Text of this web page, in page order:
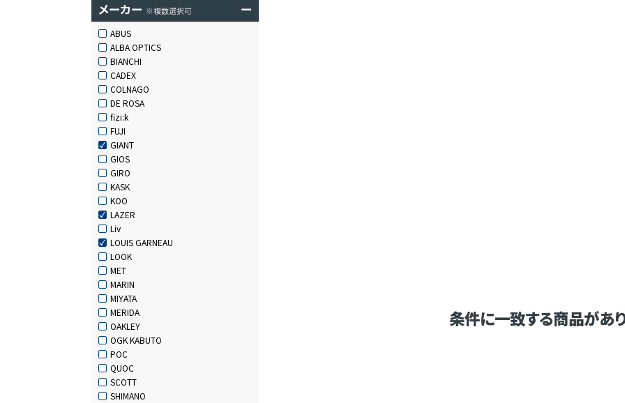
メーカー ※複数選択可 ー
ABUS
ALBA OPTICS
BIANCHI
CADEX
COLNAGO
DE ROSA
fizi:k
FUJI
GIANT
GIOS
GIRO
KASK
KOO
LAZER
Liv
LOUIS GARNEAU
LOOK
MET
MARIN
MIYATA
MERIDA
OAKLEY
OGK KABUTO
POC
QUOC
SCOTT
SHIMANO
条件に一致する商品があ